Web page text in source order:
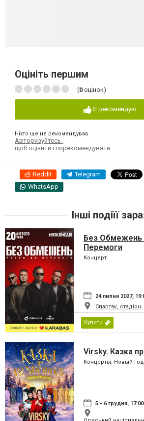
Оцініть першим
(0 оцінок)
Я рекомендую
Ніхто ще не рекомендував
Авторизуйтесь
щоб оцінити і порекомендувати
Reddit Telegram
WhatsApp
Інші подіїї
Без Обмежень
Перемоги
Концерт
24 липня 2027,
Спартак, стадіон
Купити
Virsky. Казка
Концерты, Новый Год
5 - 6 грудня, 17:00